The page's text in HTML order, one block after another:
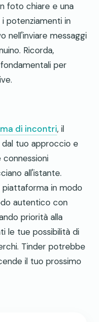
foto chiare e una
potenziamenti in
nell'inviare messaggi
Ricorda,
per
di incontri, il
tuo approccio e
connessioni
all'istante.
piattaforma in modo
autentico con
priorità alla
le tue possibilità di
Tinder potrebbe
il tuo prossimo